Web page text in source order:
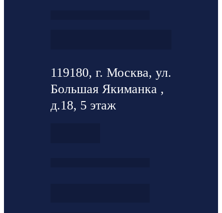
119180, г. Москва, ул.
Большая Якиманка ,
д.18, 5 этаж